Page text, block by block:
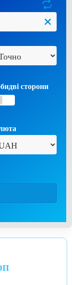
сторони